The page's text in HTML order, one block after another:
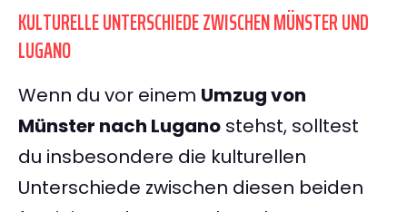
KULTURELLE UNTERSCHIEDE ZWISCHEN MÜNSTER UND
LUGANO
Wenn du vor einem Umzug von
Münster nach Lugano stehst, solltest
du insbesondere die kulturellen
Unterschiede zwischen diesen beiden